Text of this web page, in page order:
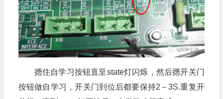
摁住自学习按钮直至state灯闪烁，然后摁开关门
按钮做自学习，开关门到位后都要保持2－3S.重复开